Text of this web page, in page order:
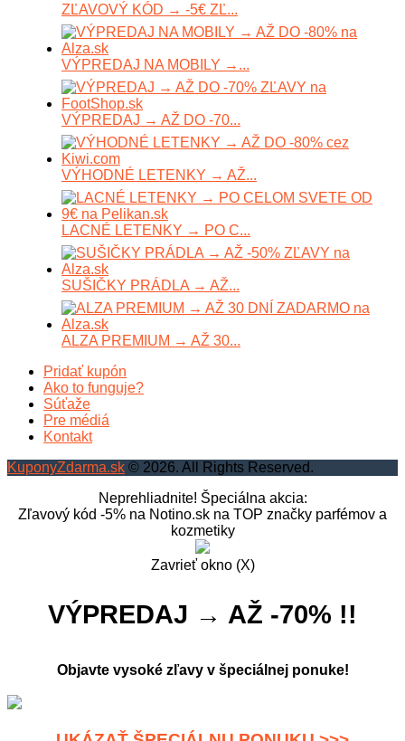
ZĽAVOVÝ KÓD → -5€ ZĽ...
VÝPREDAJ NA MOBILY →...
VÝPREDAJ → AŽ DO -70...
VÝHODNÉ LETENKY → AŽ...
LACNÉ LETENKY → PO C...
SUŠIČKY PRÁDLA → AŽ...
ALZA PREMIUM → AŽ 30...
Pridať kupón
Ako to funguje?
Súťaže
Pre médiá
Kontakt
KuponyZdarma.sk © 2026. All Rights Reserved.
Neprehliadnite! Špeciálna akcia:
Zľavový kód -5% na Notino.sk na TOP značky parfémov a
kozmetiky
Zavrieť okno (X)
VÝPREDAJ → AŽ -70% !!
Objavte vysoké zľavy v špeciálnej ponuke!